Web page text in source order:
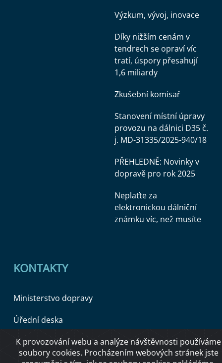
Výzkum, vývoj, inovace
Díky nižším cenám v
tendrech se opraví víc
tratí, úspory přesahují
1,6 miliardy
Zkušební komisař
Stanovení místní úpravy
provozu na dálnici D35 č.
j. MD-31335/2025-940/18
PŘEHLEDNĚ: Novinky v
dopravě pro rok 2025
Neplaťte za
elektronickou dálniční
známku víc, než musíte
KONTAKTY
Ministerstvo dopravy
Úřední deska
Copyright © 2026 Ministerstvo dopravy ČR
K provozování webu a analýze návštěvnosti používáme
soubory cookies. Procházením webových stránek jste